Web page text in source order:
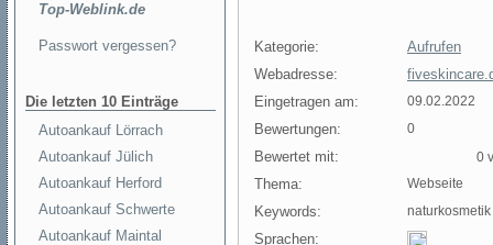
Top-Weblink.de
Passwort vergessen?
Die letzten 10 Einträge
Autoankauf Lörrach
Autoankauf Jülich
Autoankauf Herford
Autoankauf Schwerte
Autoankauf Maintal
Kategorie:
Aufrufen
Webadresse:
Eingetragen am:
09.02.2022
Bewertungen: 0
Bewertet mit: 0
Thema: Webseite
Keywords:
Sprachen: